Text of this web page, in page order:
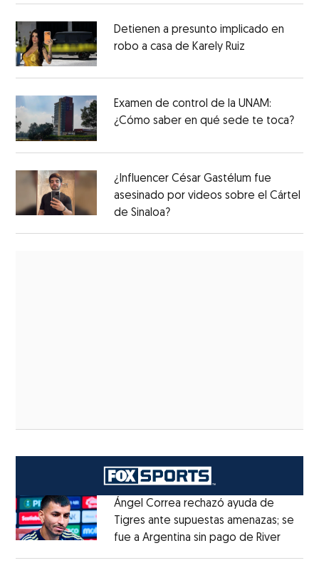
Detienen a presunto implicado en
robo a casa de Karely Ruiz
Examen de control de la UNAM:
¿Cómo saber en qué sede te toca?
¿Influencer César Gastélum fue
asesinado por videos sobre el Cártel
de Sinaloa?
Ángel Correa rechazó ayuda de
Tigres ante supuestas amenazas; se
fue a Argentina sin pago de RiverOpens